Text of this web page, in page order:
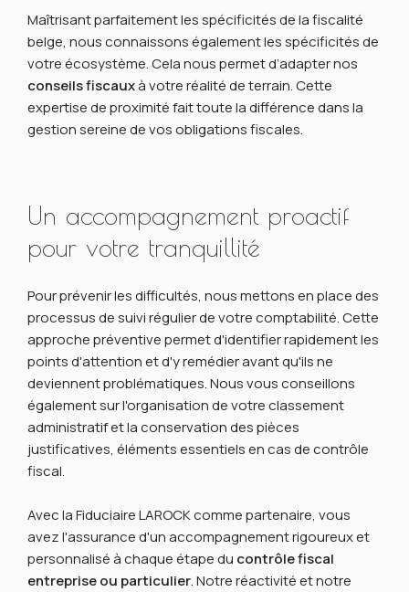
Maîtrisant parfaitement les spécificités de la fiscalité
belge, nous connaissons également les spécificités de
votre écosystème. Cela nous permet d’adapter nos
conseils fiscauxà votre réalité de terrain. Cette
expertise de proximité fait toute la différence dans la
gestion sereine de vos obligations fiscales.
Un accompagnement proactif
pour votre tranquillité
Pour prévenir les difficultés, nous mettons en place des
processus de suivi régulier de votre comptabilité. Cette
approche préventive permet d'identifier rapidement les
points d'attention et d'y remédier avant qu'ils ne
deviennent problématiques. Nous vous conseillons
également sur l'organisation de votre classement
administratif et la conservation des pièces
justificatives, éléments essentiels en cas de contrôle
fiscal.
Avec la Fiduciaire LAROCK comme partenaire, vous
avez l'assurance d'un accompagnement rigoureux et
personnalisé à chaque étape du contrôle fiscal
entreprise ou particulier. Notre réactivité et notre